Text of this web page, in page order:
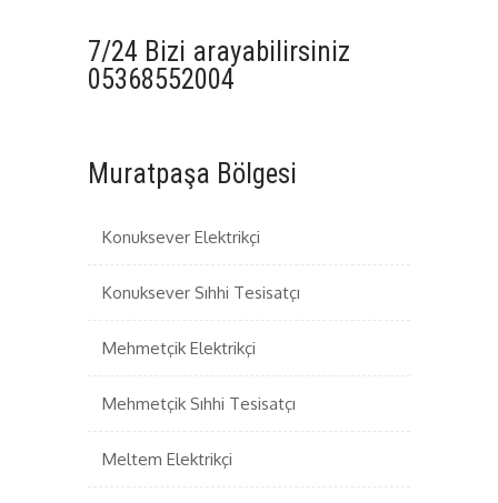
7/24 Bizi arayabilirsiniz
05368552004
Muratpaşa Bölgesi
Konuksever Elektrikçi
Konuksever Sıhhi Tesisatçı
Mehmetçik Elektrikçi
Mehmetçik Sıhhi Tesisatçı
Meltem Elektrikçi